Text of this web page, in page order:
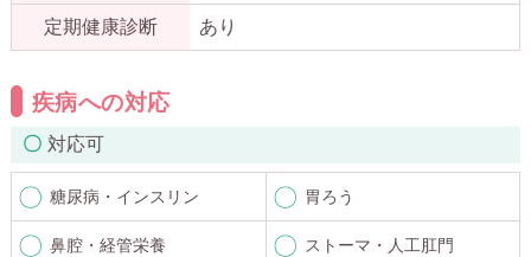
定期健康診断 あり
疾病への対応
対応可
糖尿病・インスリン 胃ろう
鼻腔・経管栄養 ストーマ・人工肛門